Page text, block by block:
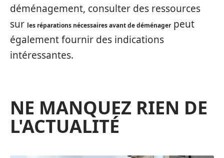
déménagement, consulter des ressources
sur les réparations nécessaires avant de déménagerpeut
également fournir des indications
intéressantes.
NE MANQUEZ RIEN DE
L'ACTUALITÉ